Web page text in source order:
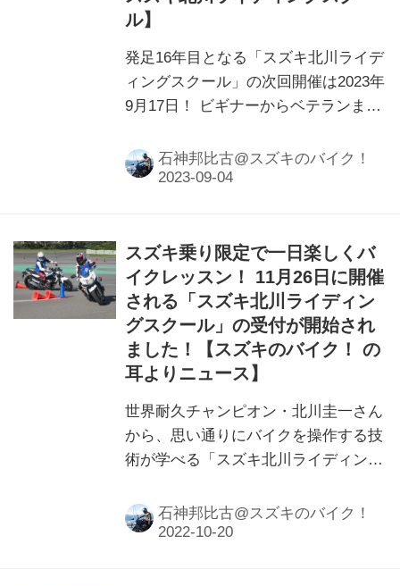
ル】
発足16年目となる「スズキ北川ライデ
ィングスクール」の次回開催は2023年
9月17日！ ビギナーからベテランま
るようになる「スズキ乗り限定」のレ
ッスンを要チェック！
石神邦比古@スズキのバイク！
スズキ乗り限定で一日楽しくバ
イクレッスン！ 11月26日に開催
される「スズキ北川ライディン
グスクール」の受付が開始され
ました！【スズキのバイク！ の
耳よりニュース】
世界耐久チャンピオン・北川圭一さん
から、思い通りにバイクを操作する技
術が学べる「スズキ北川ライディング
10月20日より受付が開始されました。
石神邦比古@スズキのバイク！